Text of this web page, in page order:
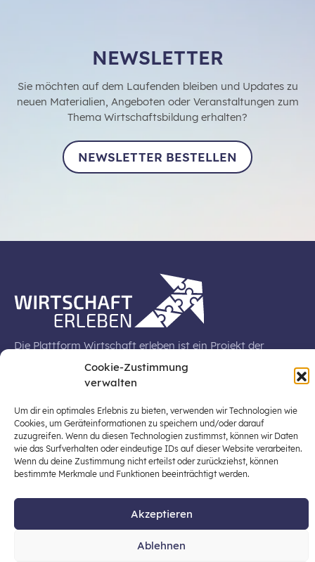
Cookie-Zustimmung
verwalten
Um dir ein optimales Erlebnis zu bieten, verwenden wir Technologien wie
Cookies, um Geräteinformationen zu speichern und/oder darauf
zuzugreifen. Wenn du diesen Technologien zustimmst, können wir Daten
wie das Surfverhalten oder eindeutige IDs auf dieser Website verarbeiten.
Wenn du deine Zustimmung nicht erteilst oder zurückziehst, können
bestimmte Merkmale und Funktionen beeinträchtigt werden.
Akzeptieren
Ablehnen
NEWSLETTER
Sie möchten auf dem Laufenden bleiben und Updates zu
neuen Materialien, Angeboten oder Veranstaltungen zum
Thema Wirtschaftsbildung erhalten?
NEWSLETTER BESTELLEN
Die Plattform Wirtschaft erleben ist ein Projekt der
Stiftung für Wirtschaftsbildung, Österreichs zentraler
Plattform für die Stärkung und Verbreiterung einer
Wirtschaftsbildung in der schulischen Allgemeinbildung
(Fokus: Sekundarstufe I).
© 2026 Stiftung für Wirtschaftsbildung
office@stiftung-wirtschaftsbildung.at
Datenschutz